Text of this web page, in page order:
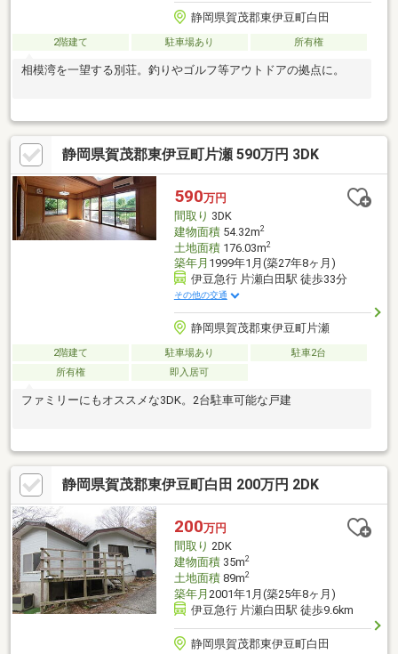
静岡県賀茂郡東伊豆町白田
2階建て 駐車場あり 所有権
相模湾を一望する別荘。釣りやゴルフ等アウトドアの拠点に。
静岡県賀茂郡東伊豆町片瀬 590万円 3DK
590万円
間取り 3DK
建物面積54.32m2
土地面積176.03m2
築年月 1999年1月(築27年8ヶ月)
伊豆急行 片瀬白田駅 徒歩33分
その他の交通
静岡県賀茂郡東伊豆町片瀬
2階建て 駐車場あり
駐車2台
所有権
即入居可
ファミリーにもオススメな3DK。2台駐車可能な戸建
静岡県賀茂郡東伊豆町白田 200万円 2DK
200万円
間取り 2DK
建物面積35m2
土地面積89m2
築年月 2001年1月(築25年8ヶ月)
伊豆急行 片瀬白田駅 徒歩9.6km
静岡県賀茂郡東伊豆町白田